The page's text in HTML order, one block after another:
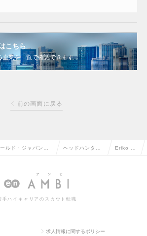
こちら
企業を一覧で確認できます
前の画面に戻る
ルド・ジャパン株 ヘッドハンター Eriko A
手ハイキャリアのスカウト転職
求人情報に関するポリシー